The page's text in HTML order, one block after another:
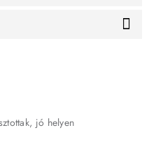
jó helyen